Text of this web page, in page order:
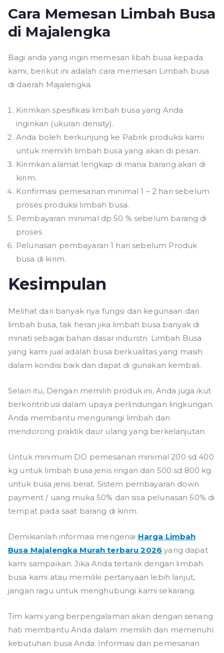
Cara Memesan Limbah Busa
di Majalengka
Bagi anda yang ingin memesan libah busa kepada
kami, berikut ini adalah cara memesan Limbah busa
di daerah Majalengka.
Kirimkan spesifikasi limbah busa yang Anda
inginkan (ukuran density).
Anda boleh berkunjung ke Pabrik produksi kami
untuk memilih limbah busa yang akan di pesan.
Kirimkan alamat lengkap di mana barang akan di
kirim.
Konfirmasi pemesanan minimal 1 – 2 hari sebelum
proses produksi limbah busa.
Pembayaran minimal dp 50 % sebelum barang di
proses
Pelunasan pembayaran 1 hari sebelum Produk
busa di kirim.
Kesimpulan
Melihat dari banyak nya fungsi dan kegunaan dari
limbah busa, tak heran jika limbah busa banyak di
minati sebagai bahan dasar indurstri. Limbah Busa
yang kami jual adalah busa berkualitas yang masih
dalam kondisi baik dan dapat di gunakan kembali.
Selain itu, Dengan memilih produk ini, Anda juga ikut
berkontribusi dalam upaya perlindungan lingkungan.
Anda membantu mengurangi limbah dan
mendorong praktik daur ulang yang berkelanjutan.
Untuk minimum DO pemesanan minimal 200 sd 400
kg untuk limbah busa jenis ringan dan 500 sd 800 kg
untuk busa jenis berat. Sistem pembayaran down
payment / uang muka 50% dan sisa pelunasan 50% di
tempat pada saat barang di kirim.
Demikianlah informasi mengenai Harga Limbah
Busa Majalengka Murah terbaru 2026 yang dapat
kami sampaikan. Jika Anda tertarik dengan limbah
busa kami atau memiliki pertanyaan lebih lanjut,
jangan ragu untuk menghubungi kami sekarang.
Tim kami yang berpengalaman akan dengan senang
hati membantu Anda dalam memilih dan memenuhi
kebutuhan busa Anda. Informasi dan pemesanan